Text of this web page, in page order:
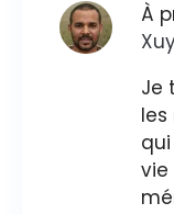
À
Je
vie